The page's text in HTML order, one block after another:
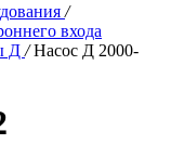
/
входа
Д / Насос Д 2000-